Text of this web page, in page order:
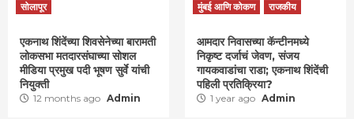
सोलापूर
एकनाथ शिंदेंच्या शिवसेनेच्या बारामती
लोकसभा मतदारसंघाच्या सोशल
मीडिया प्रमुख पदी भूषण सुर्वे यांची
नियुक्ती
12 months ago Admin
मुंबई आणि कोकण
राजकीय
आमदार निवासच्या कॅन्टीनमध्ये
निकृष्ट दर्जाचं जेवण, संजय
गायकवाडांचा राडा; एकनाथ शिंदेंची
पहिली प्रतिक्रिया?
1 year ago Admin